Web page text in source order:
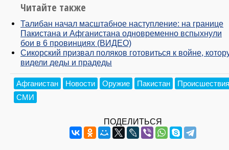
Читайте также
Талибан начал масштабное наступление: на границе
Пакистана и Афганистана одновременно вспыхнули
бои в 6 провинциях (ВИДЕО)
Сикорский призвал поляков готовиться к войне,
видели деды и прадеды
Афганистан Новости Оружие Пакистан
Происшествия
СМИ
ПОДЕЛИТЬСЯ